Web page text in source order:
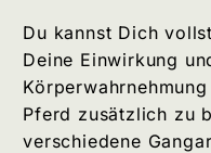
Du kannst Dich
Deine Einwirkung
Pferd zusätzlich zu
verschiedene